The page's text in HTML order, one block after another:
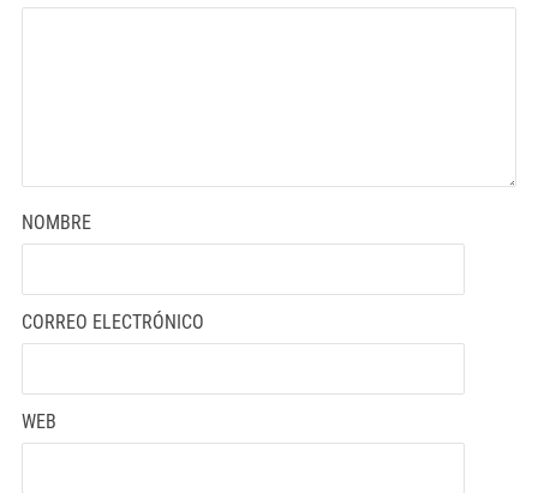
NOMBRE
CORREO ELECTRÓNICO
WEB